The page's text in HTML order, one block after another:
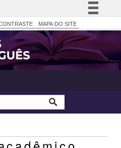
Simplifique!
Comunica BR
Participe
Acesso à informação
Canais
MAPA DO SITE